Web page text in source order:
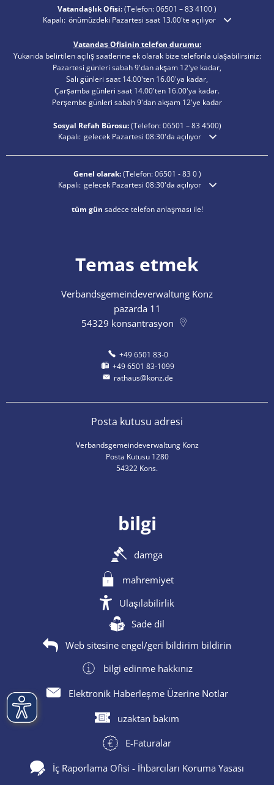
Vatandaşlık Ofisi:(Telefon:06501 – 83 4100)
Ek açılış veya kapanış saatlerini gizlemek için tıklayın
Kapalı: önümüzdeki Pazartesi saat 13.00'te açılıyor
Vatandaş Ofisinin telefon durumu:
Yukarıda belirtilen açılış saatlerine ek olarak bize telefonla ulaşabilirsiniz:
Pazartesi günleri sabah 9'dan akşam 12'ye kadar,
Salı günleri saat 14.00'ten 16.00'ya kadar,
Çarşamba günleri saat 14.00'ten 16.00'ya kadar.
Perşembe günleri sabah 9'dan akşam 12'ye kadar
Sosyal Refah Bürosu:(Telefon:06501 – 834500)
Ek açılış veya kapanış saatlerini gizlemek için tıklayın
Kapalı: gelecek Pazartesi 08:30'da açılıyor
Genel olarak:(Telefon:06501 - 83 0)
Ek açılış veya kapanış saatlerini gizlemek için tıklayın
Kapalı: gelecek Pazartesi 08:30'da açılıyor
tüm gün sadece telefon anlaşması ile!
Temas etmek
Verbandsgemeindeverwaltung Konz
pazarda 11
54329 konsantrasyon
+49 6501 83-0
+49 6501 83-1099
rathaus@konz.de
Posta kutusu adresi
Verbandsgemeindeverwaltung Konz
Posta Kutusu 1280
54322 Kons.
bilgi
damga
mahremiyet
Ulaşılabilirlik
Sade dil
Web sitesine engel/geri bildirim bildirin
bilgi edinme hakkınız
Elektronik Haberleşme Üzerine Notlar
uzaktan bakım
E-Faturalar
İç Raporlama Ofisi - İhbarcıları Koruma Yasası